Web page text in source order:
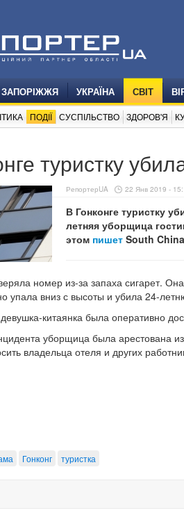
ЗАПОРІЖЖЯ УКРАЇНА СВІТ
ПОДІЇ СУСПІЛЬСТВО ЗДОРОВ'Я
туристку
РепортерUA 22 Янв 2019 -
В Гонконге туристку
летняя уборщица
этом пишет South
номер из-за запаха сигарет.
упала вниз с высоты и убила 24-
китаянка была оперативно
уборщица была арестована
владельца отеля и других
Гонконг туристка